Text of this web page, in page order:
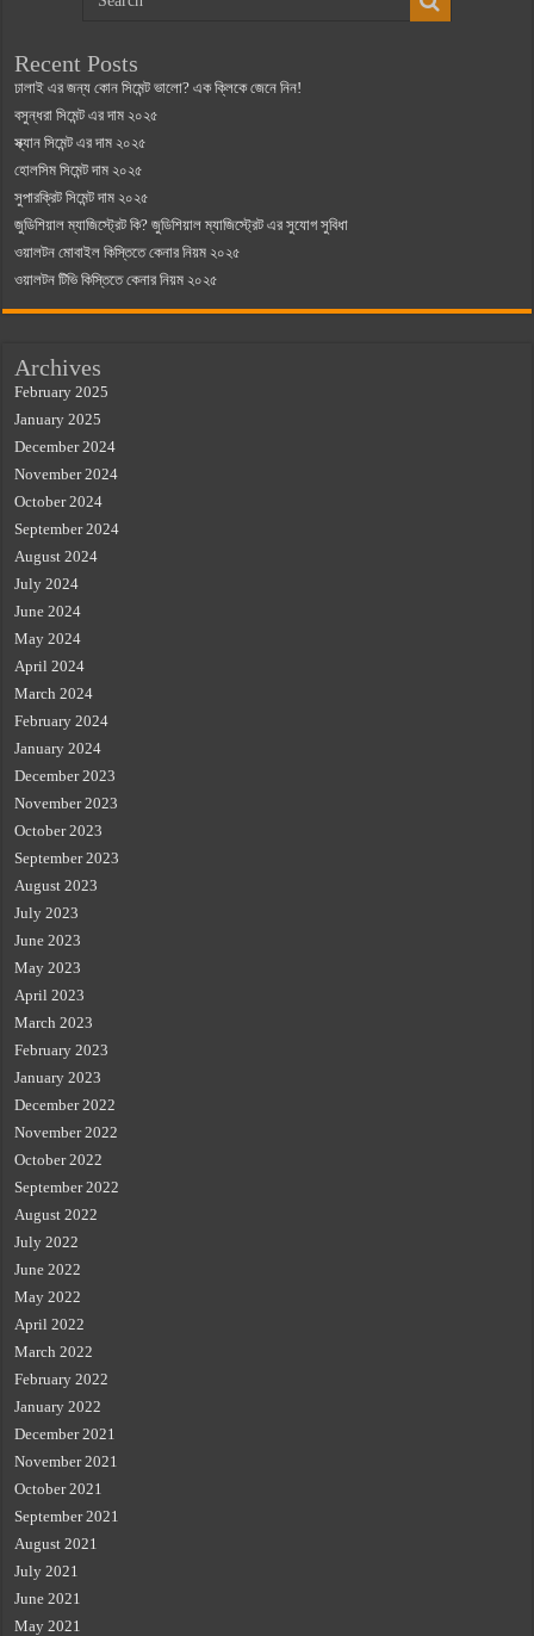
Recent Posts
ঢালাই এর জন্য কোন সিমেন্ট ভালো? এক ক্লিকে জেনে নিন!
বসুন্ধরা সিমেন্ট এর দাম ২০২৫
স্ক্যান সিমেন্ট এর দাম ২০২৫
হোলসিম সিমেন্ট দাম ২০২৫
সুপারক্রিট সিমেন্ট দাম ২০২৫
জুডিশিয়াল ম্যাজিস্ট্রেট কি? জুডিশিয়াল ম্যাজিস্ট্রেট এর সুযোগ সুবিধা
ওয়ালটন মোবাইল কিস্তিতে কেনার নিয়ম ২০২৫
ওয়ালটন টিভি কিস্তিতে কেনার নিয়ম ২০২৫
Archives
February 2025
January 2025
December 2024
November 2024
October 2024
September 2024
August 2024
July 2024
June 2024
May 2024
April 2024
March 2024
February 2024
January 2024
December 2023
November 2023
October 2023
September 2023
August 2023
July 2023
June 2023
May 2023
April 2023
March 2023
February 2023
January 2023
December 2022
November 2022
October 2022
September 2022
August 2022
July 2022
June 2022
May 2022
April 2022
March 2022
February 2022
January 2022
December 2021
November 2021
October 2021
September 2021
August 2021
July 2021
June 2021
May 2021